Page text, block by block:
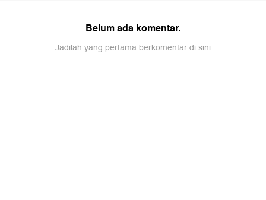
Belum ada komentar.
Jadilah yang pertama berkomentar di sini